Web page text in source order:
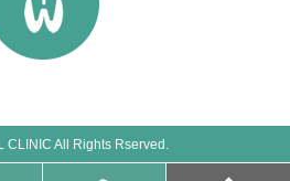
CLINIC All Rights Rserved.